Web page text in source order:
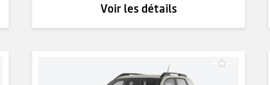
Voir les détails